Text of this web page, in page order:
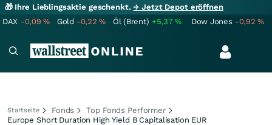
🎁 Ihre Lieblingsaktie geschenkt.→ Jetzt Depot eröffnen
DAX -0,09% Gold -0,22% Öl (Brent) +5,37% Dow Jones -0,92%
Startseite Fonds
Top Fonds Performer
Europe Short Duration High Yield B Capitalisation EUR